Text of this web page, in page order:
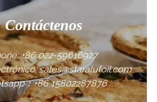
Contáctenos
+86 022-59616927
sales@staralufoil.com
：+86 15802287876